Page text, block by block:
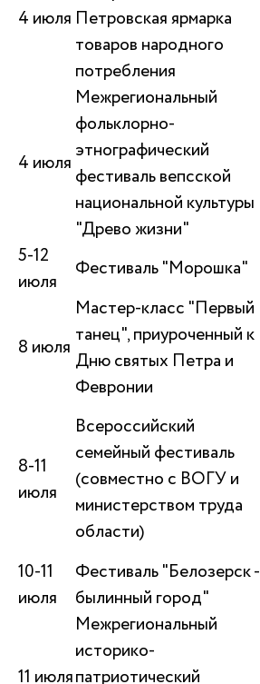
4 июля Петровская ярмарка
товаров народного
потребления
4 июля
Межрегиональный
фольклорно-
этнографический
фестиваль вепсской
национальной культуры
"Древо жизни"
5-12
июля
Фестиваль "Морошка"
8 июля
Мастер-класс "Первый
танец", приуроченный к
Дню святых Петра и
Февронии
8-11
июля
Всероссийский
семейный фестиваль
(совместно с ВОГУ и
министерством труда
области)
10-11
июля
Фестиваль "Белозерск -
былинный город"
11 июля
Межрегиональный
историко-
патриотический